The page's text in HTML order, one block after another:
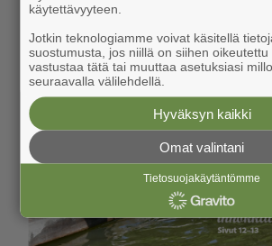
käytettävyyteen.
Jotkin teknologiamme voivat käsitellä
suostumusta, jos niillä on siihen oikeutettu
vastustaa tätä tai muuttaa asetuksiasi
seuraavalla välilehdellä.
Hyväksyn kaikki
Omat valintani
Tietosuojakäytäntömme